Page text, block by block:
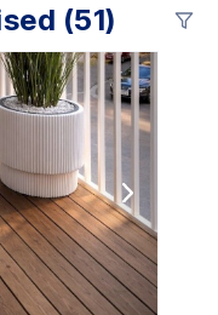
(51)